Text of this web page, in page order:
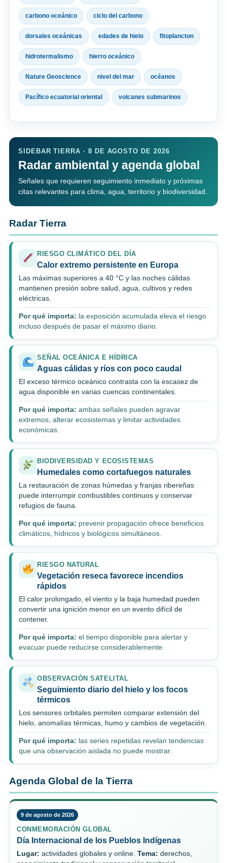
carbono oceánico ciclo del carbono
dorsales oceánicas edades de hielo fitoplancton
hidrotermalismo hierro oceánico
Nature Geoscience nivel del mar océanos
Pacífico ecuatorial oriental volcanes submarinos
SIDEBAR TIERRA · 8 DE AGOSTO DE 2026
Radar ambiental y agenda global
Señales que requieren seguimiento inmediato y próximas
citas relevantes para clima, agua, territorio y biodiversidad.
Radar Tierra
RIESGO CLIMÁTICO DEL DÍA
Calor extremo persistente en Europa
Las máximas superiores a 40 °C y las noches cálidas
mantienen presión sobre salud, agua, cultivos y redes
eléctricas.
Por qué importa: la exposición acumulada eleva el riesgo
incluso después de pasar el máximo diario.
SEÑAL OCEÁNICA E HÍDRICA
Aguas cálidas y ríos con poco caudal
El exceso térmico oceánico contrasta con la escasez de
agua disponible en varias cuencas continentales.
Por qué importa: ambas señales pueden agravar
extremos, alterar ecosistemas y limitar actividades
económicas.
BIODIVERSIDAD Y ECOSISTEMAS
Humedales como cortafuegos naturales
La restauración de zonas húmedas y franjas ribereñas
puede interrumpir combustibles continuos y conservar
refugios de fauna.
Por qué importa: prevenir propagación ofrece beneficios
climáticos, hídricos y biológicos simultáneos.
RIESGO NATURAL
Vegetación reseca favorece incendios
rápidos
El calor prolongado, el viento y la baja humedad pueden
convertir una ignición menor en un evento difícil de
contener.
Por qué importa: el tiempo disponible para alertar y
evacuar puede reducirse considerablemente.
OBSERVACIÓN SATELITAL
Seguimiento diario del hielo y los focos
térmicos
Los sensores orbitales permiten comparar extensión del
hielo, anomalías térmicas, humo y cambios de vegetación.
Por qué importa: las series repetidas revelan tendencias
que una observación aislada no puede mostrar.
Agenda Global de la Tierra
9 de agosto de 2026
CONMEMORACIÓN GLOBAL
Día Internacional de los Pueblos Indígenas
Lugar: actividades globales y online. Tema: derechos,